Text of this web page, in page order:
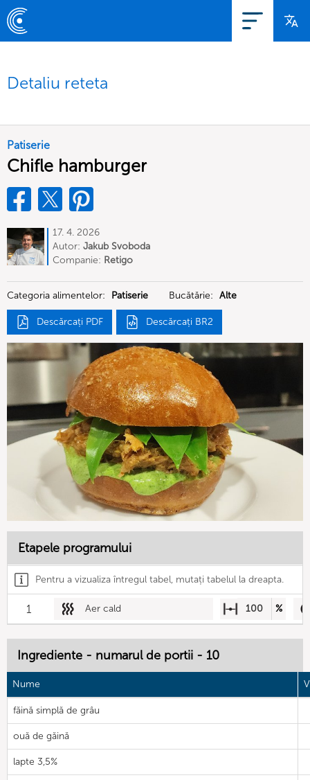
Detaliu reteta
Patiserie
Chifle hamburger
17. 4. 2026
Autor: Jakub Svoboda
Companie: Retigo
Categoria alimentelor: Patiserie Bucătărie: Alte
Descărcați PDF Descărcați BR2
Etapele programului
Pentru a vizualiza întregul tabel, mutați tabelul la dreapta.
1 Aer cald 100 %
Ingrediente - numarul de portii - 10
Nume
făină simplă de grâu
ouă de găină
lapte 3,5%